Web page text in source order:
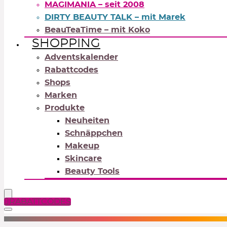
MAGIMANIA – seit 2008
DIRTY BEAUTY TALK – mit Marek
BeauTeaTime – mit Koko
SHOPPING
Adventskalender
Rabattcodes
Shops
Marken
Produkte
Neuheiten
Schnäppchen
Makeup
Skincare
Beauty Tools
RABATTCODES